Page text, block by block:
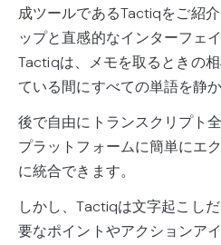
成ツールであるTactiqをご紹
ップと直感的なインターフェ
Tactiqは、メモを取るときの
ている間にすべての単語を静
後で自由にトランスクリプト
プラットフォームに簡単にエ
に統合できます。
しかし、Tactiqは文字起こし
要なポイントやアクションア